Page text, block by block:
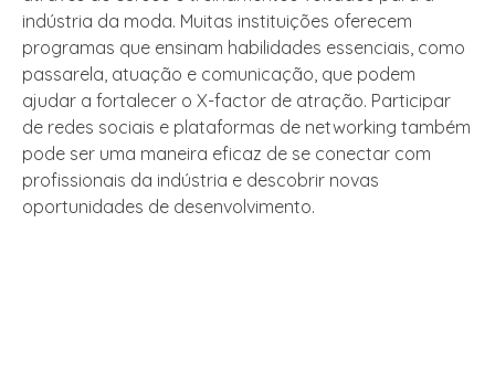
indústria da moda. Muitas instituições oferecem
programas que ensinam habilidades essenciais, como
passarela, atuação e comunicação, que podem
ajudar a fortalecer o X-factor de atração. Participar
de redes sociais e plataformas de networking também
pode ser uma maneira eficaz de se conectar com
profissionais da indústria e descobrir novas
oportunidades de desenvolvimento.